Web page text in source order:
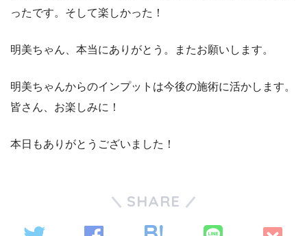
ったです。そして楽しかった！
明美ちゃん、本当にありがとう。またお願いします。
明美ちゃんからのインプットは今後の施術に活かします。
皆さん、お楽しみに！
本日もありがとうございました！
SHARE